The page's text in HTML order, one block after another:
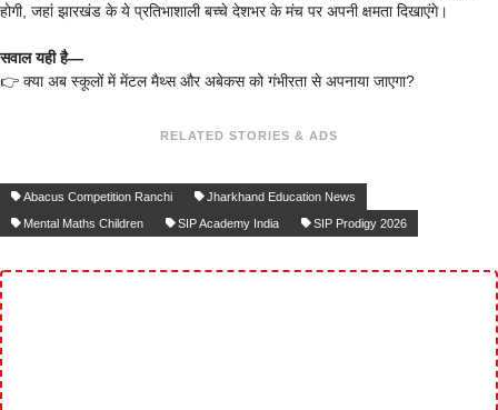
होगी, जहां झारखंड के ये प्रतिभाशाली बच्चे देशभर के मंच पर अपनी क्षमता दिखाएंगे।
सवाल यही है—
👉 क्या अब स्कूलों में मेंटल मैथ्स और अबेकस को गंभीरता से अपनाया जाएगा?
RELATED STORIES & ADS
Abacus Competition Ranchi
Jharkhand Education News
Mental Maths Children
SIP Academy India SIP Prodigy 2026